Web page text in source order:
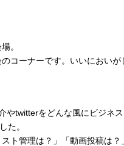
。
コーナーです。いいにおいが
twitterをどんな風にビジネス
た。
ト管理は？」「動画投稿は